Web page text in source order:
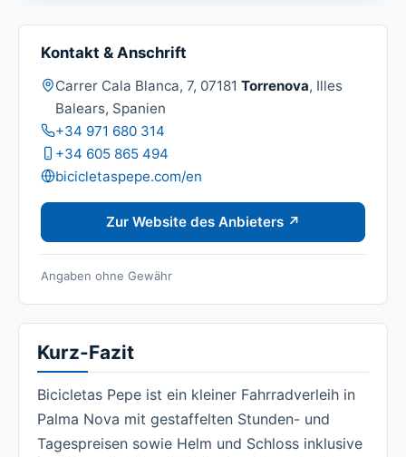
Kurz-Fazit
Bicicletas Pepe ist ein kleiner Fahrradverleih in
Palma Nova mit gestaffelten Stunden- und
Tagespreisen sowie Helm und Schloss inklusive
Kontakt & Anschrift
Adresse:
Carrer Cala Blanca, 7, 07181 Torrenova, Illes
Balears, Spanien
Telefon:
+34 971 680 314
Mobil:
+34 605 865 494
Website:
bicicletaspepe.com/en
Zur Website des Anbieters ↗
Angaben ohne Gewähr